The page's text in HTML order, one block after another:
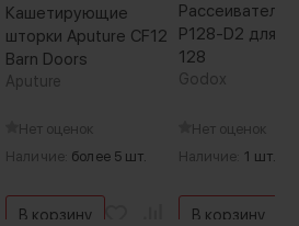
Кашетирующие
шторки Aputure CF12
Barn Doors
Aputure
Нет оценок
Наличие: более 5 шт.
В корзину
Рассеиватель
P128-D2 для
128
Godox
Нет оценок
Наличие: 1 шт.
В корзину